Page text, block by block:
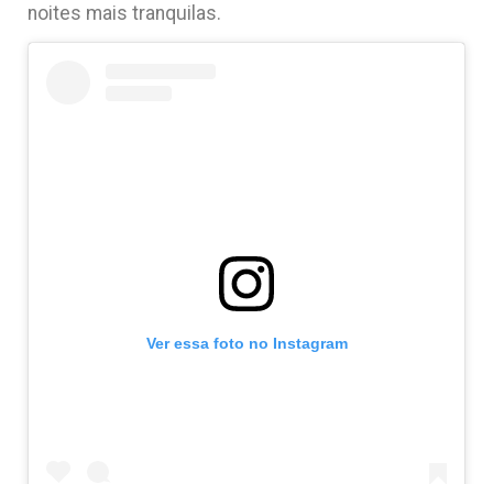
noites mais tranquilas.
Ver essa foto no Instagram